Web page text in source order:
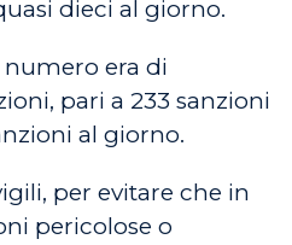
dieci al giorno.
numero era di
pari a 233 sanzioni
al giorno.
per evitare che in
pericolose o